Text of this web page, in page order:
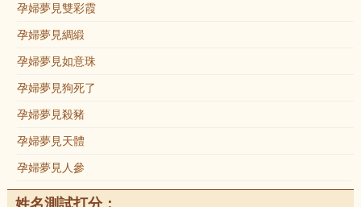
孕婦夢見雙彩霞
孕婦夢見綢緞
孕婦夢見如意珠
孕婦夢見狗死了
孕婦夢見殺豬
孕婦夢見天體
孕婦夢見人參
姓名測試打分：